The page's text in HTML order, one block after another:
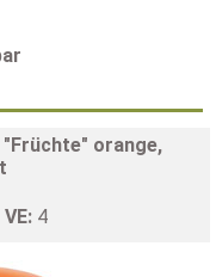
orange,
VE: 4